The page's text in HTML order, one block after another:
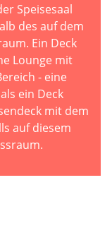
Speisesaal
des auf dem
Ein Deck
Lounge mit
- eine
ein Deck
mit dem
auf diesem